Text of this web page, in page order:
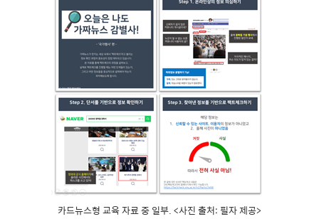
카드뉴스형 교육 자료 중 일부. <사진 출처: 필자 제공>